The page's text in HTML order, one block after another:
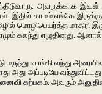
அவருக்காக இவள்
காமம் எங்கே
மாதிரி
எழுதினது. ஆனால்
வாங்கி வந்து அரையில
அப்படியே வந்துவிட்டது.
கற்பகம். அவரும்